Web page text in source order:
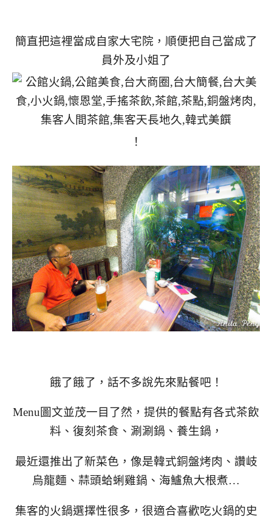
簡直把這裡當成自家大宅院，順便把自己當成了
員外及小姐了
！
餓了餓了，話不多說先來點餐吧！
Menu圖文並茂一目了然，提供的餐點有各式茶飲
料、復刻茶食、涮涮鍋、養生鍋，
最近還推出了新菜色，像是韓式銅盤烤肉、讚岐
烏龍麵、蒜頭蛤蜊雞鍋、海鱸魚大根煮…
集客的火鍋選擇性很多，很適合喜歡吃火鍋的史